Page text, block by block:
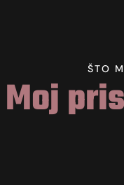
ŠTO
Moj